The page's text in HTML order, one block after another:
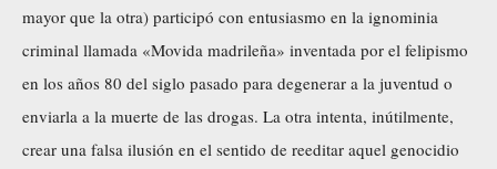
mayor que la otra) participó con entusiasmo en la ignominia
criminal llamada «Movida madrileña» inventada por el felipismo
en los años 80 del siglo pasado para degenerar a la juventud o
enviarla a la muerte de las drogas. La otra intenta, inútilmente,
crear una falsa ilusión en el sentido de reeditar aquel genocidio